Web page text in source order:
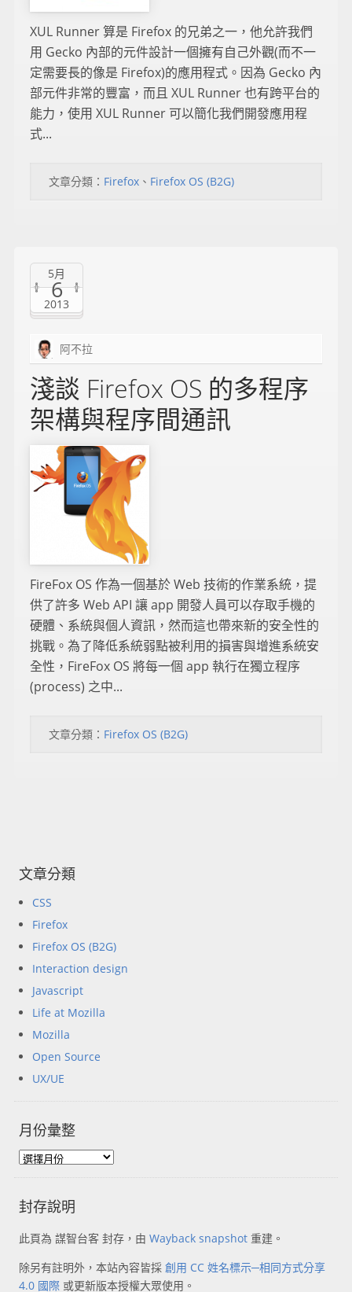
XUL Runner 算是 Firefox 的兄弟之一，他允許我們
用 Gecko 內部的元件設計一個擁有自己外觀(而不一
定需要長的像是 Firefox)的應用程式。因為 Gecko 內
部元件非常的豐富，而且 XUL Runner 也有跨平台的
能力，使用 XUL Runner 可以簡化我們開發應用程
式...
文章分類： Firefox 、 Firefox OS (B2G)
5月
6
2013
阿不拉
淺談 Firefox OS 的多程序
架構與程序間通訊
FireFox OS 作為一個基於 Web 技術的作業系統，提
供了許多 Web API 讓 app 開發人員可以存取手機的
硬體、系統與個人資訊，然而這也帶來新的安全性的
挑戰。為了降低系統弱點被利用的損害與增進系統安
全性，FireFox OS 將每一個 app 執行在獨立程序
(process) 之中...
文章分類： Firefox OS (B2G)
文章分類
CSS
Firefox
Firefox OS (B2G)
Interaction design
Javascript
Life at Mozilla
Mozilla
Open Source
UX/UE
月份彙整
封存說明
此頁為 謀智台客 封存，由 Wayback snapshot 重建。
除另有註明外，本站內容皆採 創用 CC 姓名標示─相同方式分享
4.0 國際 或更新版本授權大眾使用。